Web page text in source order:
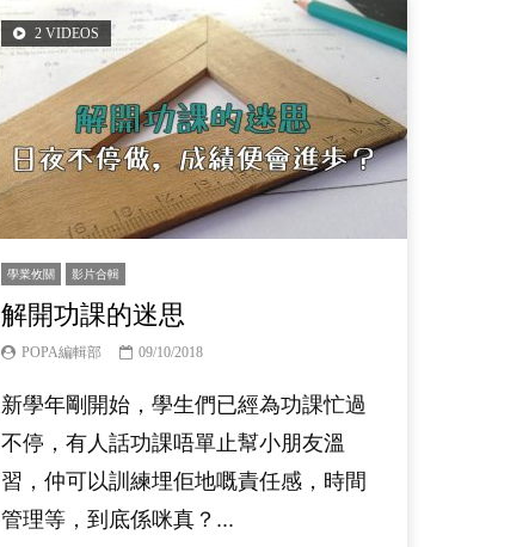
2 VIDEOS
學業攸關 影片合輯
解開功課的迷思
POPA編輯部 09/10/2018
新學年剛開始，學生們已經為功課忙過
不停，有人話功課唔單止幫小朋友溫
習，仲可以訓練埋佢地嘅責任感，時間
管理等，到底係咪真？...